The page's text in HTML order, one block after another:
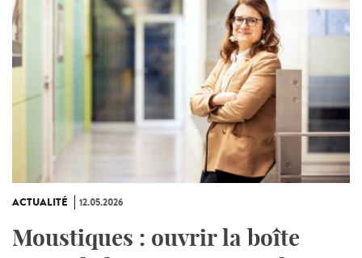
ACTUALITÉ 12.05.2026
Moustiques : ouvrir la boîte